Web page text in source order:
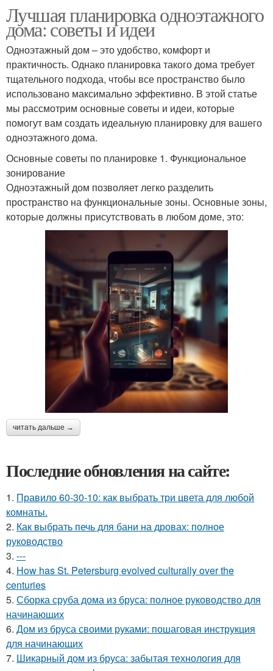
Лучшая планировка одноэтажного
дома: советы и идеи
Одноэтажный дом – это удобство, комфорт и
практичность. Однако планировка такого дома требует
тщательного подхода, чтобы все пространство было
использовано максимально эффективно. В этой статье
мы рассмотрим основные советы и идеи, которые
помогут вам создать идеальную планировку для вашего
одноэтажного дома.
Основные советы по планировке 1. Функциональное
зонирование
Одноэтажный дом позволяет легко разделить
пространство на функциональные зоны. Основные зоны,
которые должны присутствовать в любом доме, это:
читать дальше →
Последние обновления на сайте:
1. Правило 60-30-10: как выбрать три цвета для любой
комнаты.
2. Как выбрать печь для бани на дровах: полное
руководство
3. ---
4. How has St. Petersburg evolved culturally over the
centuries
5. Сборка сруба дома из бруса: полное руководство для
начинающих
6. Дом из бруса своими руками: пошаговая инструкция
для начинающих
7. Шикарный дом из бруса: забытая технология для